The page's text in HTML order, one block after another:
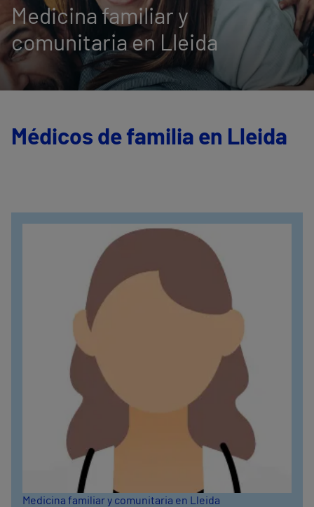
Medicina familiar y
comunitaria en Lleida
Médicos de familia en Lleida
Medicina familiar y comunitaria en Lleida